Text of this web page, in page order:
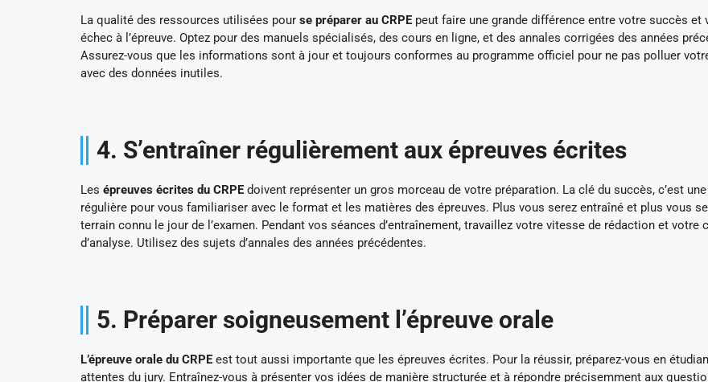
La qualité des ressources utilisées pour se préparer au CRPEpeut faire une grande différence entre votre succès et
échec à l’épreuve. Optez pour des manuels spécialisés, des cours en ligne, et des annales corrigées des années
Assurez-vous que les informations sont à jour et toujours conformes au programme officiel pour ne pas polluer
avec des données inutiles.
4. S’entraîner régulièrement aux épreuves écrites
Les épreuves écrites du CRPEdoivent représenter un gros morceau de votre préparation. La clé du succès, c’est
régulière pour vous familiariser avec le format et les matières des épreuves. Plus vous serez entraîné et plus vous
terrain connu le jour de l’examen. Pendant vos séances d’entraînement, travaillez votre vitesse de rédaction et votre
d’analyse. Utilisez des sujets d’annales des années précédentes.
5. Préparer soigneusement l’épreuve orale
L’épreuve orale du CRPEest tout aussi importante que les épreuves écrites. Pour la réussir, préparez-vous en
attentes du jury. Entraînez-vous à présenter vos idées de manière structurée et à répondre précisemment aux